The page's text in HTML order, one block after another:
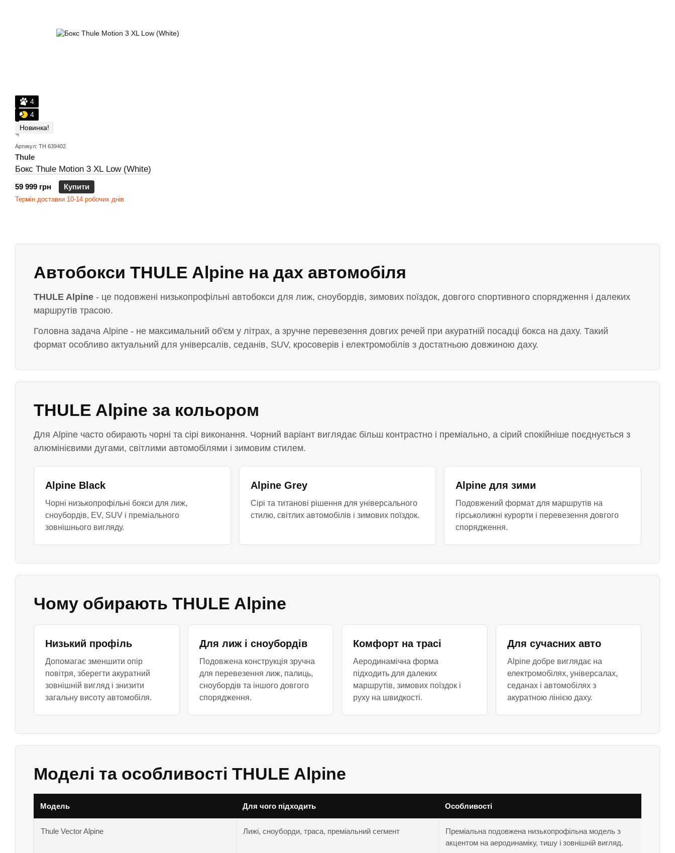
Автобокси THULE Alpine на дах автомобіля
THULE Alpine - це подовжені низькопрофільні автобокси для лиж, сноубордів, зимових поїздок, довгого спортивного спорядження і далеких
маршрутів трасою.
Головна задача Alpine - не максимальний об'єм у літрах, а зручне перевезення довгих речей при акуратній посадці бокса на даху. Такий
формат особливо актуальний для універсалів, седанів, SUV, кросоверів і електромобілів з достатньою довжиною даху.
THULE Alpine за кольором
Для Alpine часто обирають чорні та сірі виконання. Чорний варіант виглядає більш контрастно і преміально, а сірий спокійніше поєднується з
алюмінієвими дугами, світлими автомобілями і зимовим стилем.
Alpine Black
Чорні низькопрофільні бокси для лиж,
сноубордів, EV, SUV і преміального
зовнішнього вигляду.
Alpine Grey
Сірі та титанові рішення для універсального
стилю, світлих автомобілів і зимових поїздок.
Alpine для зими
Подовжений формат для маршрутів на
гірськолижні курорти і перевезення довгого
спорядження.
Чому обирають THULE Alpine
Низький профіль
Допомагає зменшити опір
повітря, зберегти акуратний
зовнішній вигляд і знизити
загальну висоту автомобіля.
Для лиж і сноубордів
Подовжена конструкція зручна
для перевезення лиж, палиць,
сноубордів та іншого довгого
спорядження.
Комфорт на трасі
Аеродинамічна форма
підходить для далеких
маршрутів, зимових поїздок і
руху на швидкості.
Для сучасних авто
Alpine добре виглядає на
електромобілях, універсалах,
седанах і автомобілях з
акуратною лінією даху.
Моделі та особливості THULE Alpine
Модель Для чого підходить Особливості
Thule Vector Alpine Лижі, сноуборди, траса, преміальний сегмент
Преміальна подовжена низькопрофільна модель з
акцентом на аеродинаміку, тишу і зовнішній вигляд.
4
4
Новинка!
Артикул: TH 639402
Thule
Бокс Thule Motion 3 XL Low (White)
59 999 грн Купити
Термін доставки 10-14 робочих днів